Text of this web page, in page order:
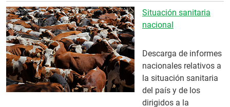
Situación sanitaria
nacional
Descarga de informes
nacionales relativos a
la situación sanitaria
del país y de los
dirigidos a la